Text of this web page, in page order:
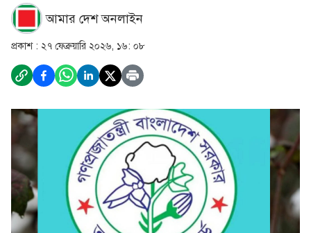
আমার দেশ অনলাইন
প্রকাশ : ২৭ ফেব্রুয়ারি ২০২৬, ১৬: ০৮